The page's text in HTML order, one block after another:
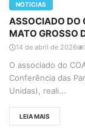
NOTICIAS
ASSOCIADO DO
MATO GROSSO
14 de abril de 2026
O associado do
Conferência das
Unidas), reali...
LEIA MAIS